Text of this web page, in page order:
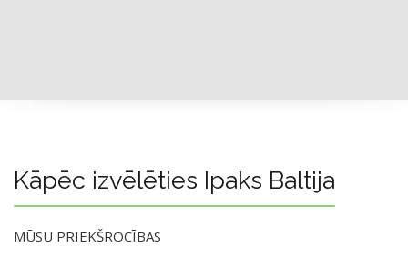
Kāpēc izvēlēties Ipaks Baltija
MŪSU PRIEKŠROCĪBAS